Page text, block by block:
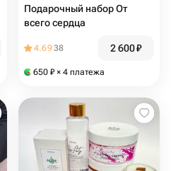
Подарочный набор От
всего сердца
4.6938 2 600₽
650 ₽ × 4 платежа